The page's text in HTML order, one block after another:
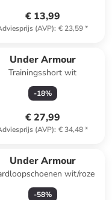
€ 13,99
(AVP): € 23,59*
Under Armour
Trainingsshort wit
-18%
€ 27,99
(AVP): € 34,48*
Under Armour
wit/roze
-58%